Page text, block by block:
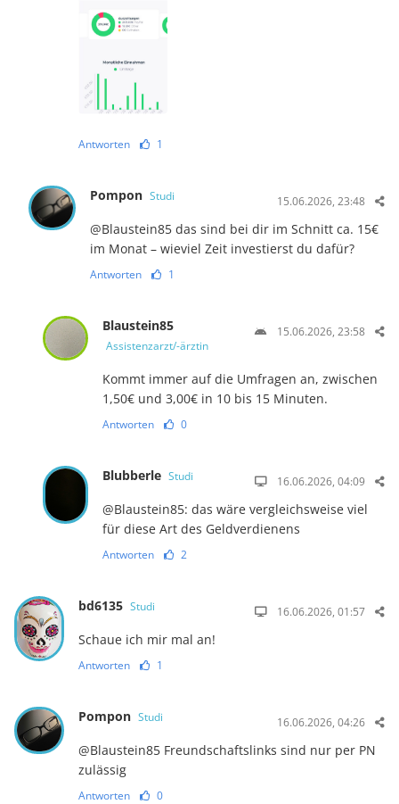
Antworten 1
Pompon Studi 15.06.2026, 23:48
@Blaustein85 das sind bei dir im Schnitt ca. 15€
im Monat – wieviel Zeit investierst du dafür?
Antworten 1
Blaustein85
Assistenzarzt/-ärztin
15.06.2026, 23:58
Kommt immer auf die Umfragen an, zwischen
1,50€ und 3,00€ in 10 bis 15 Minuten.
Antworten 0
Blubberle Studi 16.06.2026, 04:09
@Blaustein85: das wäre vergleichsweise viel
für diese Art des Geldverdienens
Antworten 2
bd6135 Studi 16.06.2026, 01:57
Schaue ich mir mal an!
Antworten 1
Pompon Studi 16.06.2026, 04:26
@Blaustein85 Freundschaftslinks sind nur per PN
zulässig
Antworten 0